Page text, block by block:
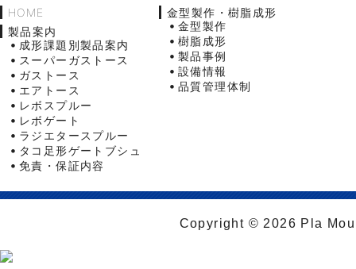
HOME
製品案内
成形課題別製品案内
スーパーガストース
ガストース
エアトース
レボスプルー
レボゲート
ラジエタースプルー
タコ足形ゲートブシュ
免責・保証内容
金型製作・樹脂成形
金型製作
樹脂成形
製品事例
設備情報
品質管理体制
Copyright © 2026 Pla